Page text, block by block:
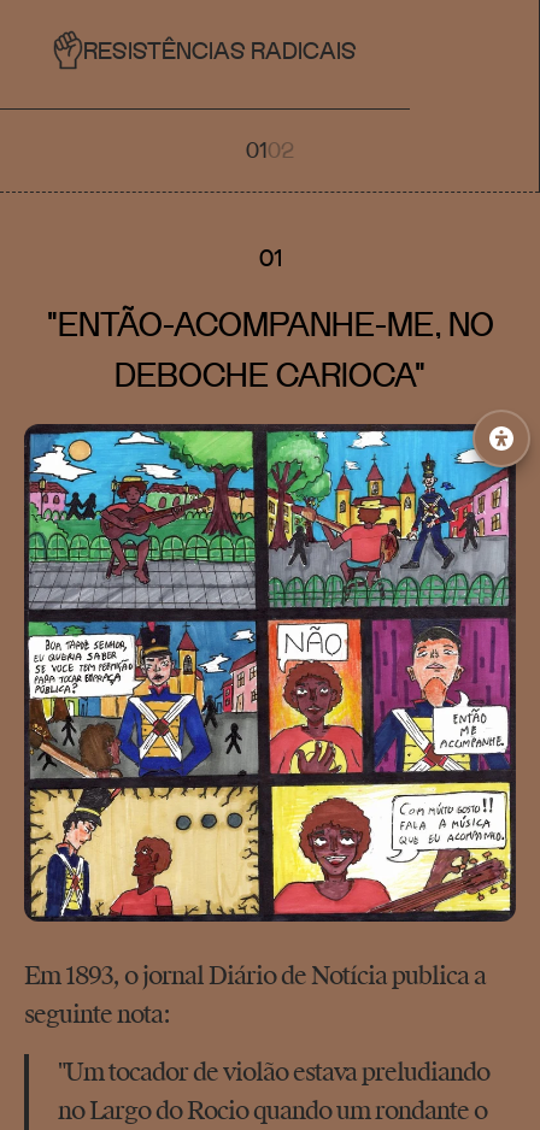
RESISTÊNCIAS RADICAIS
0102
01
"ENTÃO-ACOMPANHE-ME, NO
DEBOCHE CARIOCA"
Em 1893, o jornal Diário de Notícia publica a
seguinte nota:
"Um tocador de violão estava preludiando
no Largo do Rocio quando um rondante o